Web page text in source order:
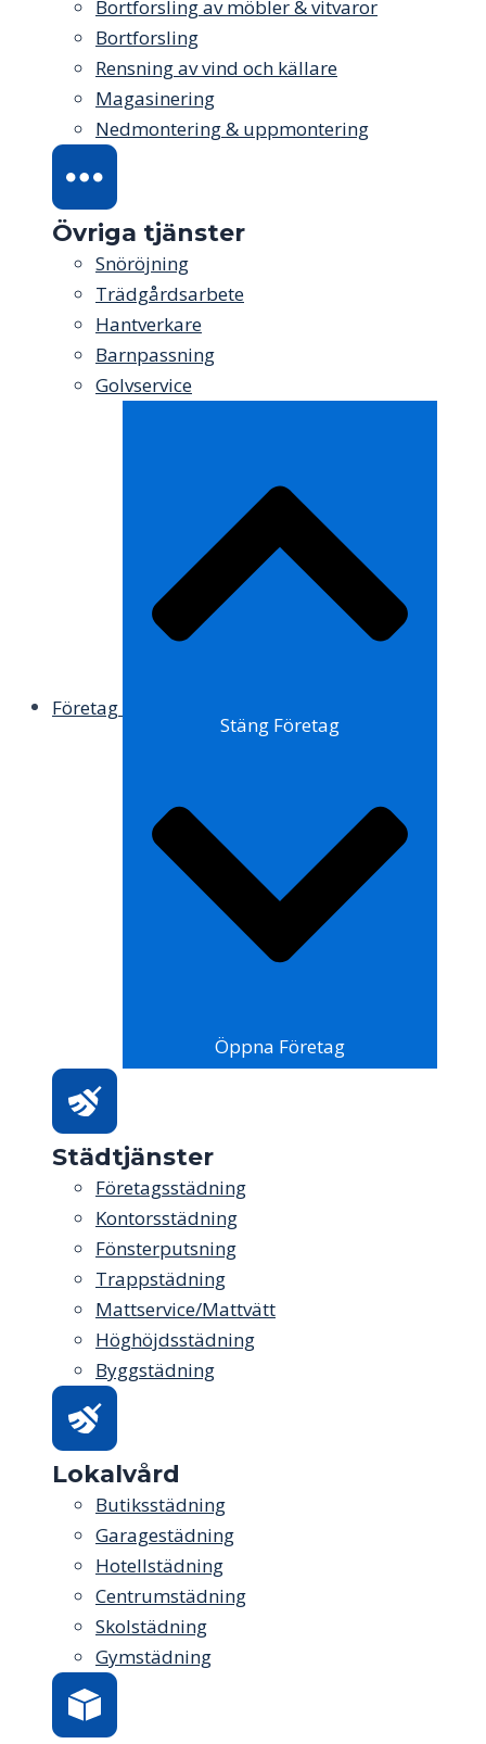
Bortforsling av möbler & vitvaror
Bortforsling
Rensning av vind och källare
Magasinering
Nedmontering & uppmontering
Övriga tjänster
Snöröjning
Trädgårdsarbete
Hantverkare
Barnpassning
Golvservice
Företag
Stäng Företag
Öppna Företag
Städtjänster
Företagsstädning
Kontorsstädning
Fönsterputsning
Trappstädning
Mattservice/Mattvätt
Höghöjdsstädning
Byggstädning
Lokalvård
Butiksstädning
Garagestädning
Hotellstädning
Centrumstädning
Skolstädning
Gymstädning